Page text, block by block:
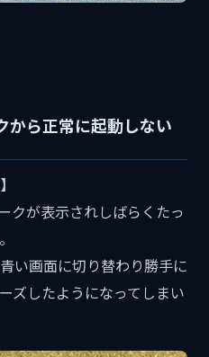
ら正常に起動しない
クが表示されしばらくたっ
い画面に切り替わり勝手に
ズしたようになってしまい